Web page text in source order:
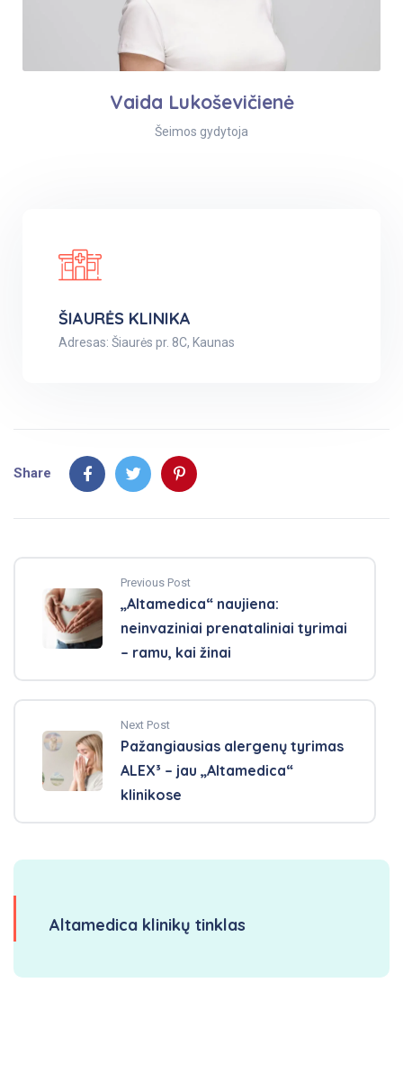
Vaida Lukoševičienė
Šeimos gydytoja
ŠIAURĖS KLINIKA
Adresas: Šiaurės pr. 8C, Kaunas
Share
Previous Post
„Altamedica“ naujiena:
neinvaziniai prenataliniai tyrimai
– ramu, kai žinai
Next Post
Pažangiausias alergenų tyrimas
ALEX³ – jau „Altamedica“
klinikose
Altamedica klinikų tinklas